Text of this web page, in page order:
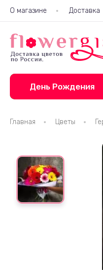
О магазине Доставка
День Рождения
Главная Цветы